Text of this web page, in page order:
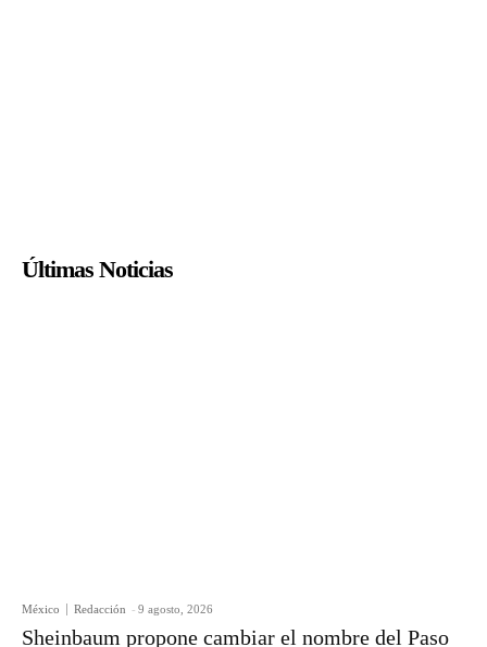
Últimas Noticias
México Redacción - 9 agosto, 2026
Sheinbaum propone cambiar el nombre del Paso